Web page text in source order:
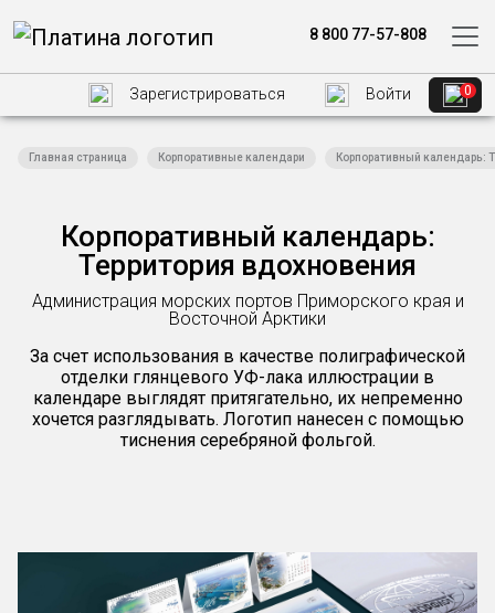
8 800 77-57-808
Зарегистрироваться Войти 0
Главная страница Корпоративные календари Корпоративный календарь:
Корпоративный календарь:
Территория вдохновения
Администрация морских портов Приморского края и
Восточной Арктики
За счет использования в качестве полиграфической
отделки глянцевого УФ-лака иллюстрации в
календаре выглядят притягательно, их непременно
хочется разглядывать. Логотип нанесен с помощью
тиснения серебряной фольгой.